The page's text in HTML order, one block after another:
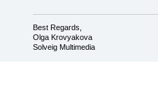
Best Regards,
Olga Krovyakova
Solveig Multimedia